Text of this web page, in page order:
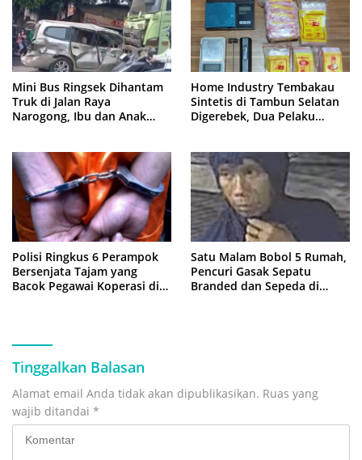
Mini Bus Ringsek Dihantam
Truk di Jalan Raya
Narogong, Ibu dan Anak
Home Industry Tembakau
Sintetis di Tambun Selatan
Digerebek, Dua Pelaku
Polisi Ringkus 6 Perampok
Bersenjata Tajam yang
Bacok Pegawai Koperasi di
Satu Malam Bobol 5 Rumah,
Pencuri Gasak Sepatu
Branded dan Sepeda di
Tinggalkan Balasan
Alamat email Anda tidak akan dipublikasikan. Ruas yang
wajib ditandai *